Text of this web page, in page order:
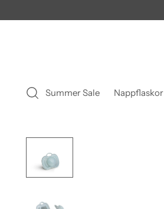
Summer Sale Nappflaskor